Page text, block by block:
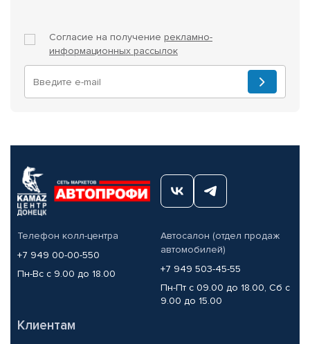
Согласие на получение рекламно-
информационных рассылок
Телефон колл-центра
+7 949 00-00-550
Пн-Вс с 9.00 до 18.00
Автосалон (отдел продаж
автомобилей)
+7 949 503-45-55
Пн-Пт с 09.00 до 18.00, Сб с
9.00 до 15.00
Клиентам